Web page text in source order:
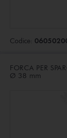
Codice:
FORCA PER
Ø 38 mm